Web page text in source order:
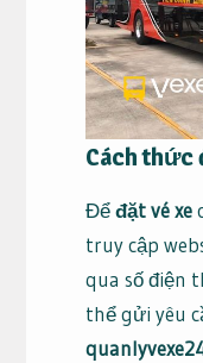
Cách thức
Đểđặt vé xe
truy cập
qua số điện
thể gửi yêu